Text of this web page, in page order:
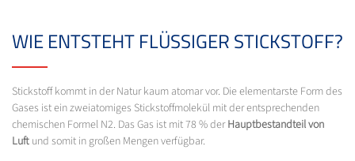
WIE ENTSTEHT FLÜSSIGER STICKSTOFF?
Stickstoff kommt in der Natur kaum atomar vor. Die elementarste Form des
Gases ist ein zweiatomiges Stickstoffmolekül mit der entsprechenden
chemischen Formel N2. Das Gas ist mit 78 % derHauptbestandteil von
Luft und somit in großen Mengen verfügbar.